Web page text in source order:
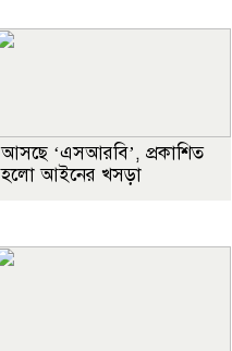
আসছে ‘এসআরবি’, প্রকাশিত
হলো আইনের খসড়া